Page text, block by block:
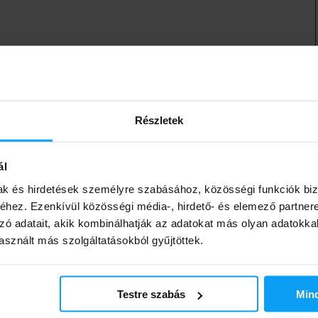
Részletek
és hirdetések személyre szabásához, közösségi funkciók
Ezenkívül közösségi média-, hirdető- és elemező
adatait, akik kombinálhatják az adatokat más olyan
más szolgáltatásokból gyűjtöttek.
Testre szabás
Ellenőrzött vásárlás
Ellenőrzött vásárlás